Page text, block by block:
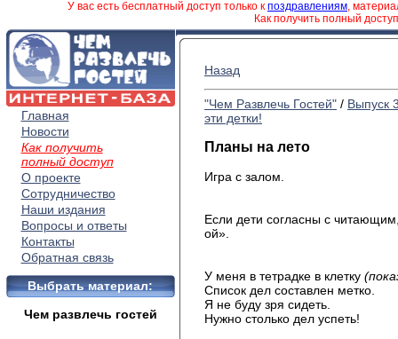
У вас есть бесплатный доступ только к поздравлениям,
Как получить полный
Главная
Новости
Как получить
полный доступ
О проекте
Сотрудничество
Наши издания
Вопросы и ответы
Контакты
Обратная связь
Выбрать материал:
Чем развлечь гостей
Назад
"Чем Развлечь Гостей" / Выпуск
эти детки!
Планы на лето
Игра с залом.
Если дети согласны с
ой».
У меня в тетрадке в клетку
Список дел составлен метко.
Я не буду зря сидеть.
Нужно столько дел успеть!